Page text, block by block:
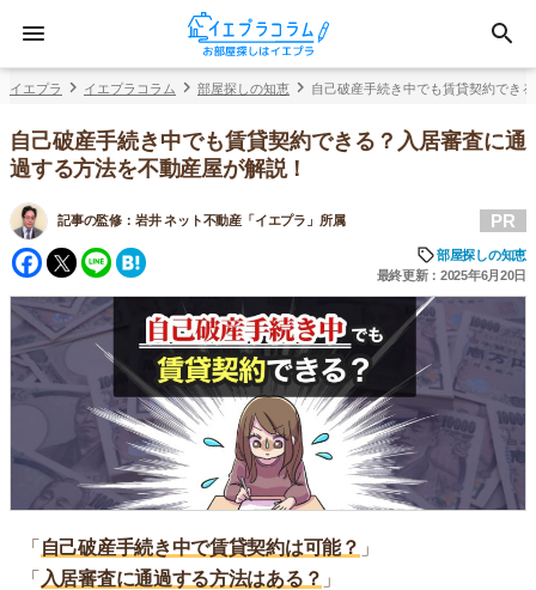
イエプラ イエプラコラム 部屋探しの知恵 自己破産手続き中でも賃貸契約でき
自己破産手続き中でも賃貸契約できる？入居審査に通
過する方法を不動産屋が解説！
記事の監修： 岩井 ネット不動産「イエプラ」所属
Facebook
Twitter
Line
PR
部屋探しの知恵
最終更新：2025年6月20日
「 自己破産手続き中で賃貸契約は可能？ 」
「 入居審査に通過する方法はある？ 」